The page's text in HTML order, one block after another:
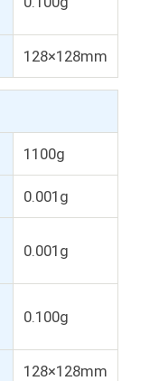
128×128mm
1100g
0.001g
0.001g
0.100g
128×128mm